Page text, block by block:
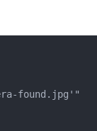
found.jpg'"